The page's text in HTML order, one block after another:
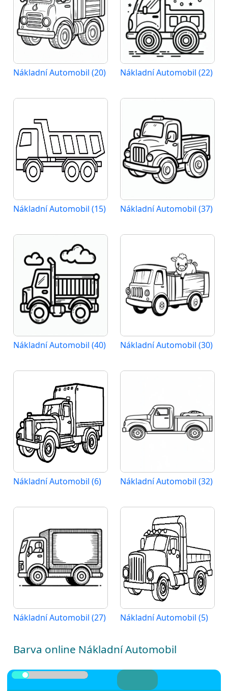
Nákladní Automobil (20) Nákladní Automobil (22)
Nákladní Automobil (15) Nákladní Automobil (37)
Nákladní Automobil (40) Nákladní Automobil (30)
Nákladní Automobil (6) Nákladní Automobil (32)
Nákladní Automobil (27) Nákladní Automobil (5)
Barva online Nákladní Automobil